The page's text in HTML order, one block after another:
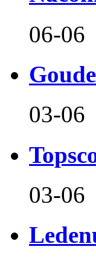
06-06
03-06
03-06